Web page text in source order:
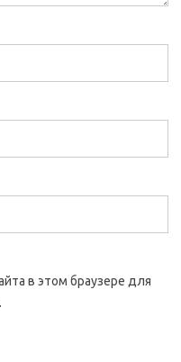
в этом браузере для